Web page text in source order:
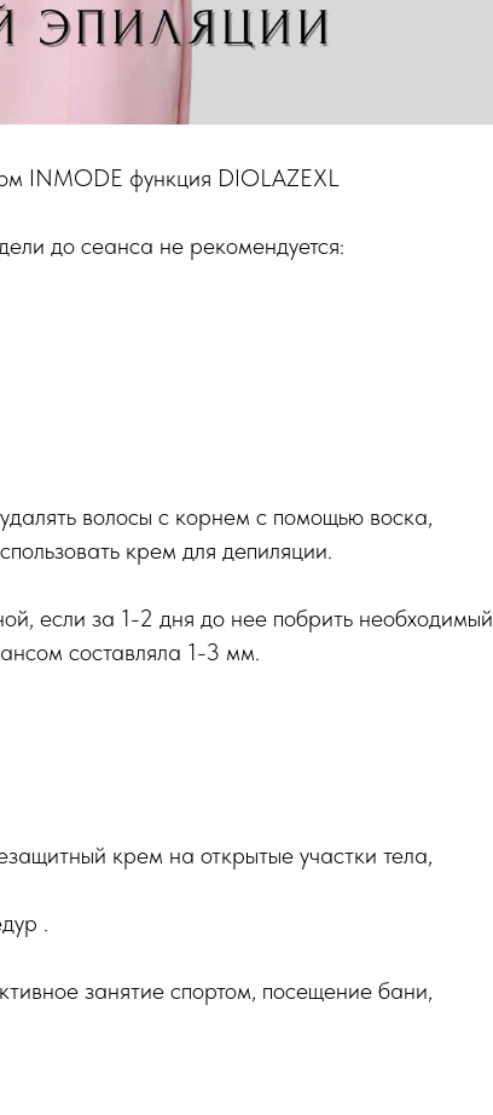
INMODE функция DIOLAZEXL
до сеанса не рекомендуется:
волосы с корнем с помощью воска,
крем для депиляции.
если за 1-2 дня до нее побрить необходимый
составляла 1-3 мм.
крем на открытые участки тела,
.
занятие спортом, посещение бани,